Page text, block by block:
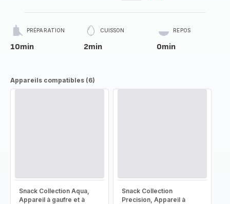
PRÉPARATION
10min
CUISSON
2min
REPOS
0min
Appareils compatibles (6)
Snack Collection Aqua,
Appareil à gaufre et à
Snack Collection
Precision, Appareil à